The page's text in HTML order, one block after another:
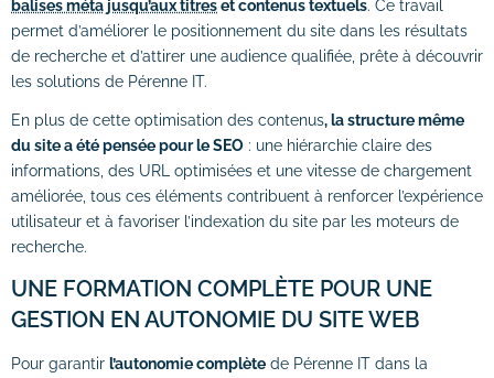
balises méta jusqu’aux titreset contenus textuels. Ce travail
permet d’améliorer le positionnement du site dans les résultats
de recherche et d’attirer une audience qualifiée, prête à découvrir
les solutions de Pérenne IT.
En plus de cette optimisation des contenus, la structure même
du site a été pensée pour le SEO : une hiérarchie claire des
informations, des URL optimisées et une vitesse de chargement
améliorée, tous ces éléments contribuent à renforcer l’expérience
utilisateur et à favoriser l’indexation du site par les moteurs de
recherche.
UNE FORMATION COMPLÈTE POUR UNE
GESTION EN AUTONOMIE DU SITE WEB
Pour garantir l’autonomie complète de Pérenne IT dans la